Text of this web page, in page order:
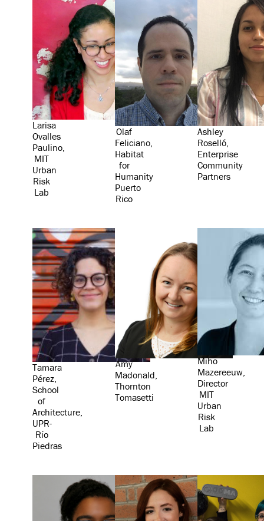
Larisa
Ovalles
Paulino,
MIT
Urban
Risk
Lab
Olaf
Feliciano,
Habitat
for
Humanity
Puerto
Rico
Ashley
Roselló,
Enterprise
Community
Partners
Tamara
Pérez,
School
of
Architecture,
UPR-
Río
Piedras
Amy
Madonald,
Thornton
Tomasetti
Miho
Mazereeuw,
Director
MIT
Urban
Risk
Lab